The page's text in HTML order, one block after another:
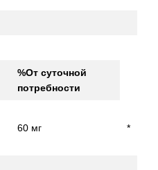
%От суточной
потребности
60 мг *